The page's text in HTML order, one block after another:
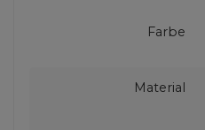
Farbe
Material